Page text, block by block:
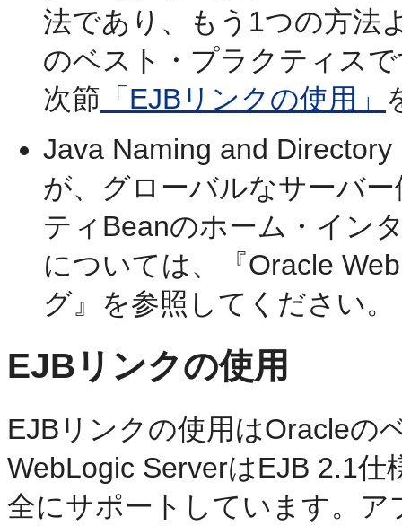
法であり、もう1つの方法
のベスト・プラクティス
次節 「EJBリンクの使用」
Java Naming and
が、グローバルなサーバ
ティBeanのホーム・イン
については、『Oracle
グ』を参照してください。
EJBリンクの使用
EJBリンクの使用はOracleの
WebLogic ServerはEJB 2.1
全にサポートしています。